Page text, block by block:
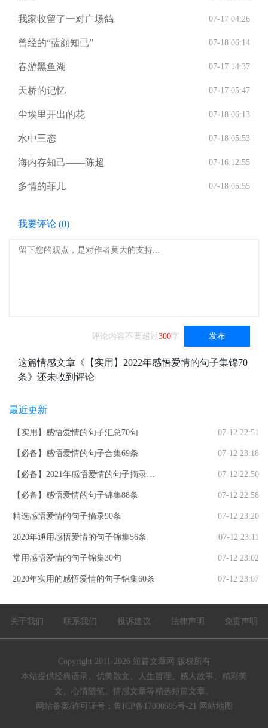
我家收留了一对广场鸽 07-17 04:26
曾经的“蓝顔知已” 07-18 06:14
春游黑鱼湖 07-17 14:37
天桥的记忆 07-17 05:47
尘埃里开出的花 07-18 06:13
水中三态 07-18 05:53
海内存知己——陈超 07-16 12:55
多情的菲儿 07-18 05:55
我要评论 (0)
发布
评论内容不要超过300字
这篇情感文章《【实用】2022年感悟爱情的句子集锦70
条》还未收到评论
最近更新
【实用】感悟爱情的句子汇总70句 07-12 22:51
【必备】感悟爱情的句子合集69条 07-12 23:18
【必备】2021年感悟爱情的句子摘录68 07-12 22:50
【必备】感悟爱情的句子锦集88条 07-12 22:58
精选感悟爱情的句子摘录90条 07-12 23:20
2020年通用感悟爱情的句子锦集56条 07-12 23:11
常用感悟爱情的句子锦集30句 07-12 23:02
2020年实用的感悟爱情的句子锦集60条 07-12 23:07
关于我们 联系我们 投诉建议 法律声明 免责声明
Copyright 2011-2026 短篇文章网 版权所有
本站提供经典语录、优美散文、人生哲理、感人故事、精彩美
文、心情随笔、情感文章等精选短篇文章。
网站备案/许可证号： 鲁ICP备17000595号-21 网站地图